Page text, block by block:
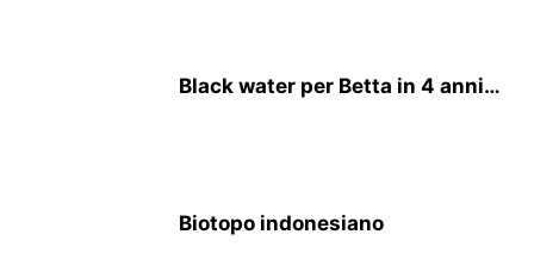
Black water per Betta in 4 anni…
Biotopo indonesiano